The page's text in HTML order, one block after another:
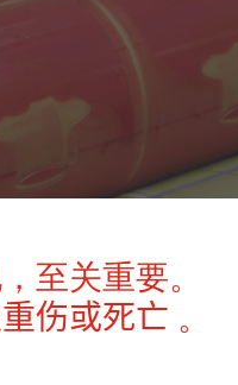
至关重要。
伤或死亡 。